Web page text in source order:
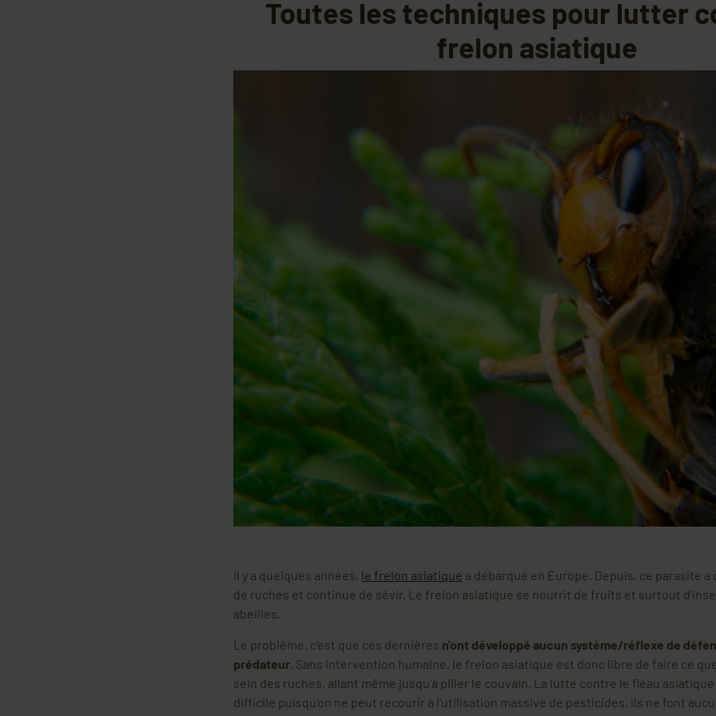
Toutes les techniques pour lutter
frelon asiatique
Il y a quelques années, le frelon asiatique a débarqué en Europe. Depuis, ce parasite
de ruches et continue de sévir. Le frelon asiatique se nourrit de fruits et surtout
abeilles.
Le problème, c'est que ces dernières n'ont développé aucun système/réflexe de
prédateur. Sans intervention humaine, le frelon asiatique est donc libre de faire ce
sein des ruches, allant même jusqu'à piller le couvain. La lutte contre le fléau
difficile puisqu'on ne peut recourir à l'utilisation massive de pesticides, ils ne font